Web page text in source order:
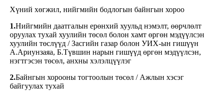
Хүний хөгжил, нийгмийн бодлогын байнгын хороо
1.Нийгмийн даатгалын ерөнхий хуульд нэмэлт, өөрчлөлт
оруулах тухай хуулийн төсөл болон хамт өргөн мэдүүлсэн
хуулийн төслүүд / Засгийн газар болон УИХ-ын гишүүн
А.Ариунзаяа, Б.Түвшин нарын гишүүд өргөн мэдүүлсэн,
нэгтгэсэн төсөл, анхны хэлэлцүүлэг
2.Байнгын хорооны тогтоолын төсөл / Ажлын хэсэг
байгуулах тухай